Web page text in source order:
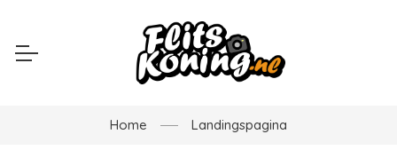
Home Landingspagina